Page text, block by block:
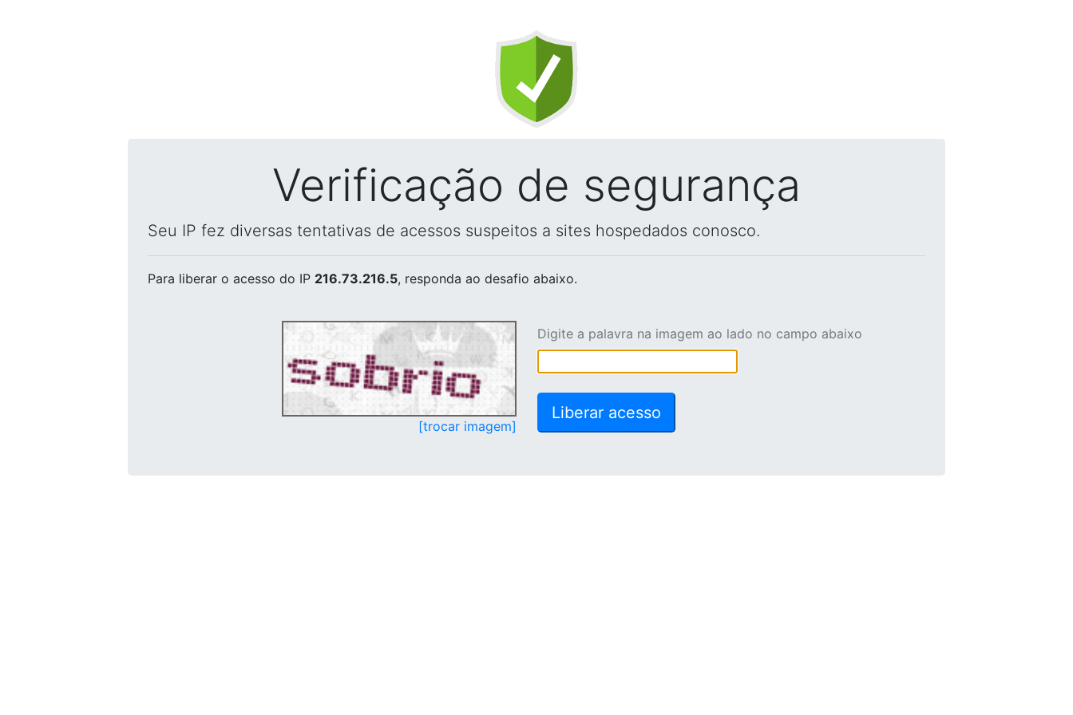
Verificação de segurança
Seu IP fez diversas tentativas de acessos suspeitos a sites hospedados conosco.
Para liberar o acesso do IP 216.73.216.5, responda ao desafio abaixo.
[trocar imagem]
Digite a palavra na imagem ao lado no campo abaixo